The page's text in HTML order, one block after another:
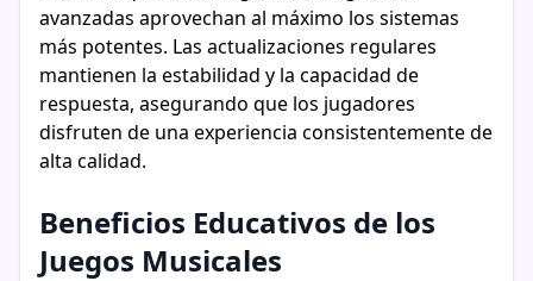
avanzadas aprovechan al máximo los sistemas
más potentes. Las actualizaciones regulares
mantienen la estabilidad y la capacidad de
respuesta, asegurando que los jugadores
disfruten de una experiencia consistentemente de
alta calidad.
Beneficios Educativos de los
Juegos Musicales